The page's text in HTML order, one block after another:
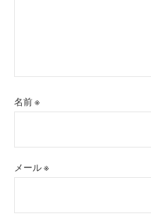
名前※
メール※